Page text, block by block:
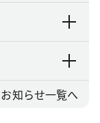
お知らせ一覧へ